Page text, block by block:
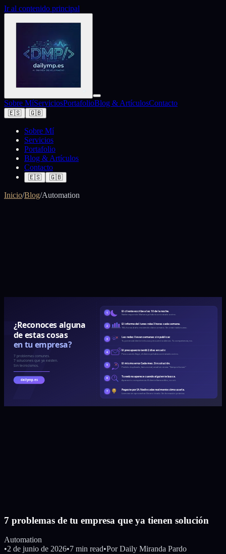
Ir al contenido principal
Sobre MíServiciosPortafolioBlog & ArtículosContacto
🇪🇸 🇬🇧
Sobre Mí
Servicios
Portafolio
Blog & Artículos
Contacto
🇪🇸 🇬🇧
Inicio/Blog/Automation
7 problemas de tu empresa que ya tienen solución
Automation
•2 de junio de 2026•7 min read•Por Daily Miranda Pardo